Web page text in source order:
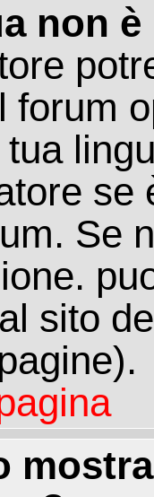
non
forum
se
Se
sito